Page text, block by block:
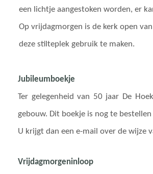
een lichtje aangestoken worden, er
Op vrijdagmorgen is de kerk open
deze stilteplek gebruik te maken.
Jubileumboekje
Ter gelegenheid van 50 jaar De
gebouw. Dit boekje is nog te
U krijgt dan een e-mail over de wijze
Vrijdagmorgeninloop